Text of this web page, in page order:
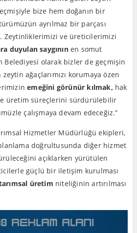
bize hem doğanın bir
ayrılmaz bir parçası
Zeytinliklerimizi ve üreticilerimizi
duyulan saygınınen somut
Belediyesi olarak bizler de geçmişin
ağaçlarımızı korumaya özen
emeğini görünür kılmak, hak
üretim süreçlerini sürdürülebilir
çalışmaya devam edeceğiz.”
Hizmetler Müdürlüğü ekipleri,
doğrultusunda diğer hizmet
açıklarken yürütülen
güçlü bir iletişim kurulması
üretim niteliğinin artırılması